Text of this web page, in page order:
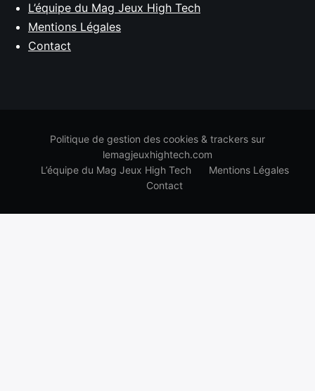
L’équipe du Mag Jeux High Tech
Mentions Légales
Contact
Politique de gestion des cookies & trackers sur
lemagjeuxhightech.com
L’équipe du Mag Jeux High Tech
Mentions Légales
Contact